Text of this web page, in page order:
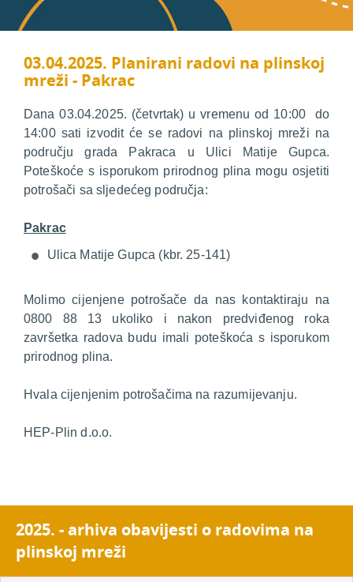
03.04.2025. Planirani radovi na plinskoj
mreži - Pakrac
Dana 03.04.2025. (četvrtak) u vremenu od 10:00 do
14:00 sati izvodit će se radovi na plinskoj mreži na
području grada Pakraca u Ulici Matije Gupca.
Poteškoće s isporukom prirodnog plina mogu osjetiti
potrošači sa sljedećeg područja:
Pakrac
Ulica Matije Gupca (kbr. 25-141)
Molimo cijenjene potrošače da nas kontaktiraju na
0800 88 13 ukoliko i nakon predviđenog roka
završetka radova budu imali poteškoća s isporukom
prirodnog plina.
Hvala cijenjenim potrošačima na razumijevanju.
HEP-Plin d.o.o.
2025. - arhiva obavijesti o radovima na
plinskoj mreži